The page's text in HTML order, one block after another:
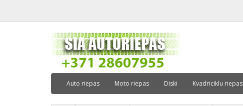
Auto riepas Moto riepas Diski Kvadriciklu riepas